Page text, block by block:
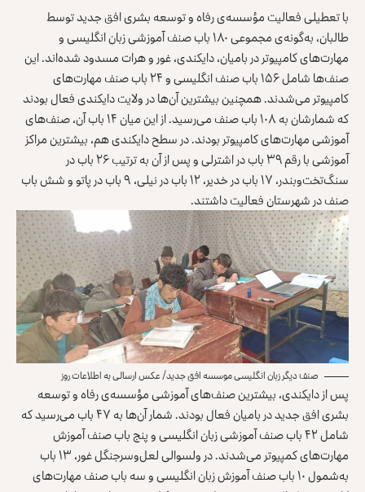
با تعطیلی فعالیت مؤسسه‌ی رفاه و توسعه بشری افق جدید توسط
طالبان، به‌گونه‌ی مجموعی ۱۸۰ باب صنف آموزشی زبان انگلیسی و
مهارت‌های کامپیوتر در بامیان، دایکندی، غور و هرات مسدود شده‌اند. این
صنف‌ها شامل ۱۵۶ باب صنف انگلیسی و ۲۴ باب صنف مهارت‌های
کامپیوتر می‌شدند. همچنین بیشترین آن‌ها در ولایت دایکندی فعال بودند
که شمارشان به ۱۰۸ باب صنف می‌رسید. از این میان ۱۴ باب آن، صنف‌های
آموزشی مهارت‌های کامپیوتر بودند. در سطح دایکندی هم، بیشترین مراکز
آموزشی با رقم ۳۹ باب در اشترلی و پس از آن به ترتیب ۲۶ باب در
سنگ‌تخت‌وبندر، ۱۷ باب در خدیر، ۱۲ باب در نیلی، ۹ باب در پاتو و شش باب
صنف در شهرستان فعالیت داشتند.
صنف دیگر زبان انگلیسی موسسه افق جدید/ عکس ارسالی به اطلاعات روز
پس از دایکندی، بیشترین صنف‌های آموزشی مؤسسه‌ی رفاه و توسعه
بشری افق جدید در بامیان فعال بودند. شمار آن‌ها به ۴۷ باب می‌رسید که
شامل ۴۲ باب صنف آموزشی زبان انگلیسی و پنج باب صنف آموزش
مهارت‌های کمپیوتر می‌شدند. در ولسوالی لعل‌وسرجنگل غور، ۱۳ باب
به‌شمول ۱۰ باب صنف آموزش زبان انگلیسی و سه باب صنف مهارت‌های